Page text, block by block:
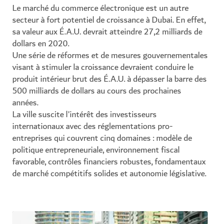
Le marché du commerce électronique est un autre
secteur à fort potentiel de croissance à Dubai. En effet,
sa valeur aux É.A.U. devrait atteindre 27,2 milliards de
dollars en 2020.
Une série de réformes et de mesures gouvernementales
visant à stimuler la croissance devraient conduire le
produit intérieur brut des É.A.U. à dépasser la barre des
500 milliards de dollars au cours des prochaines
années.
La ville suscite l'intérêt des investisseurs
internationaux avec des réglementations pro-
entreprises qui couvrent cinq domaines : modèle de
politique entrepreneuriale, environnement fiscal
favorable, contrôles financiers robustes, fondamentaux
de marché compétitifs solides et autonomie législative.